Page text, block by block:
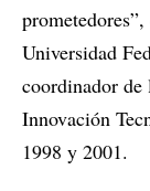
Universidad
coordinador de
Innovación
1998 y 2001.